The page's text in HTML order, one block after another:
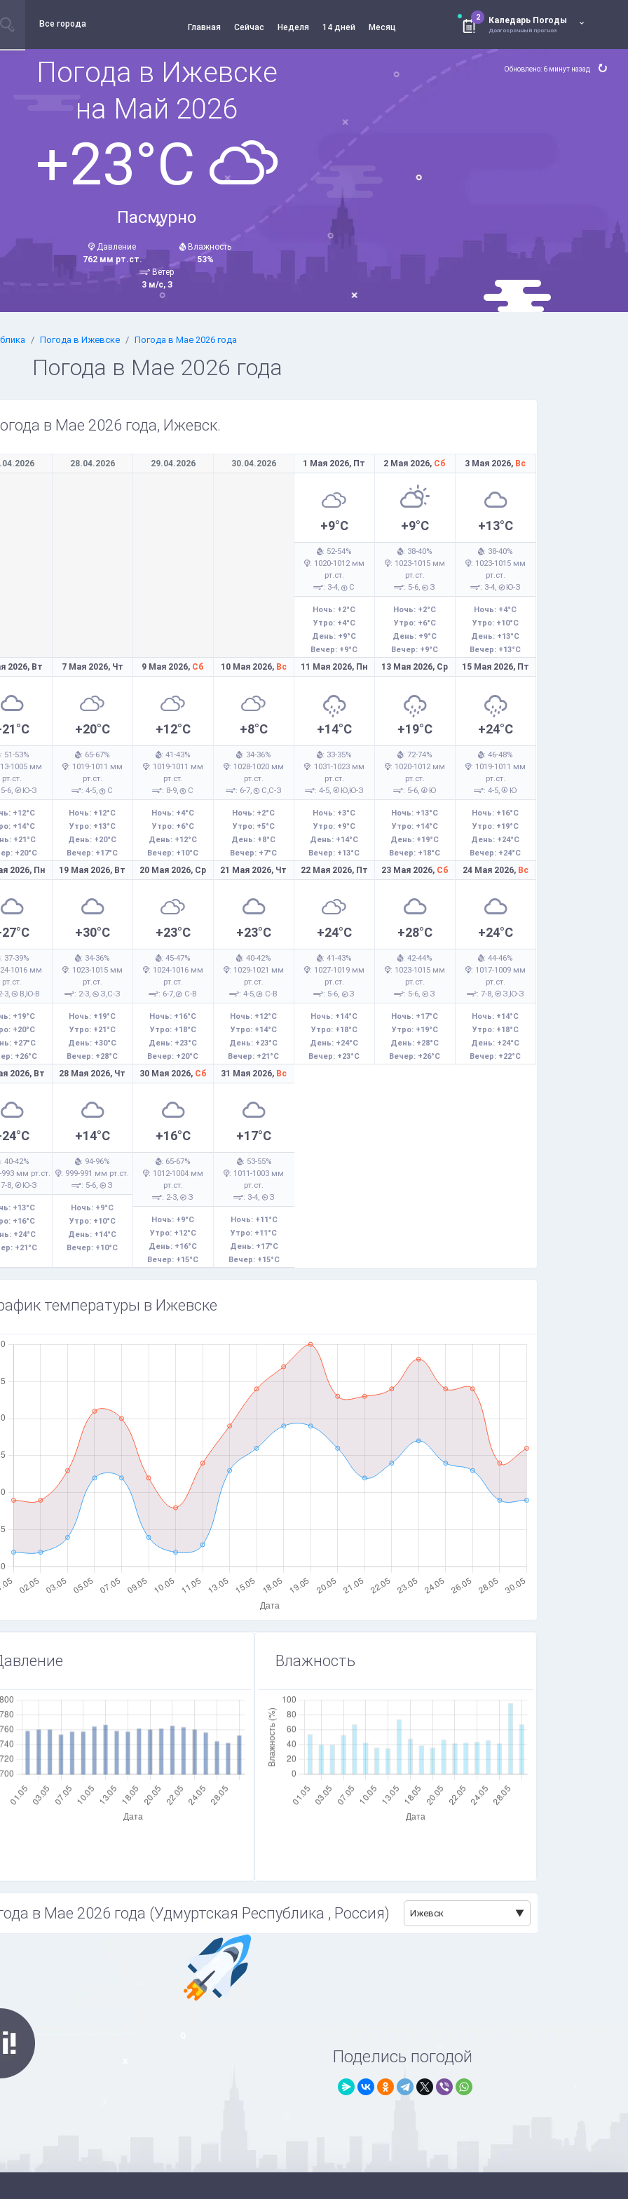
Все города Главная Сейчас Неделя 14 дней Месяц
2 Каледарь Погоды
Долгосрочный прогноз
Обновлено: 6 минут назад
Погода в Ижевске
на Май 2026
+23°C
Пасмурно
Давление
762 мм рт.ст.
Влажность
53%
Ветер
3 м/с, З
Погода в Ижевске Погода в Мае 2026 года
Погода в Мае 2026 года
в Мае 2026 года, Ижевск.
28.04.2026 29.04.2026 30.04.2026 1 Мая 2026, Пт
+9°C
: 52-54%
: 1020-1012 мм
рт.ст.
: 3-4, С
Ночь: +2°C
Утро: +4°C
День: +9°C
Вечер: +9°C
2 Мая 2026, Сб
+9°C
: 38-40%
: 1023-1015 мм
рт.ст.
: 5-6, З
Ночь: +2°C
Утро: +6°C
День: +9°C
Вечер: +9°C
3 Мая 2026, Вс
+13°C
: 38-40%
: 1023-1015 мм
рт.ст.
: 3-4,
Ю-З
Ночь: +4°C
Утро: +10°C
День: +13°C
Вечер: +13°C
2026, Вт
: 51-53%
1005 мм
рт.ст.
6,
Ю-З
+12°C
+14°C
+21°C
+20°C
7 Мая 2026, Чт
+20°C
: 65-67%
: 1019-1011 мм
рт.ст.
: 4-5, С
Ночь: +12°C
Утро: +13°C
День: +20°C
Вечер: +17°C
9 Мая 2026, Сб
+12°C
: 41-43%
: 1019-1011 мм
рт.ст.
: 8-9,
С
Ночь: +4°C
Утро: +6°C
День: +12°C
Вечер: +10°C
10 Мая 2026, Вс
+8°C
: 34-36%
: 1028-1020 мм
рт.ст.
: 6-7, С,С-З
Ночь: +2°C
Утро: +5°C
День: +8°C
Вечер: +7°C
11 Мая 2026, Пн
+14°C
: 33-35%
: 1031-1023 мм
рт.ст.
: 4-5,
Ю,Ю-З
Ночь: +3°C
Утро: +9°C
День: +14°C
Вечер: +13°C
13 Мая 2026, Ср
+19°C
: 72-74%
: 1020-1012 мм
рт.ст.
: 5-6, Ю
Ночь: +13°C
Утро: +14°C
День: +19°C
Вечер: +18°C
15 Мая 2026, Пт
+24°C
: 46-48%
: 1019-1011 мм
рт.ст.
: 4-5,
Ю
Ночь: +16°C
Утро: +19°C
День: +24°C
Вечер: +24°C
2026, Пн
: 37-39%
1016 мм
рт.ст.
3, В,Ю-В
+19°C
+20°C
+27°C
+26°C
19 Мая 2026, Вт
+30°C
: 34-36%
: 1023-1015 мм
рт.ст.
: 2-3,
З,С-З
Ночь: +19°C
Утро: +21°C
День: +30°C
Вечер: +28°C
20 Мая 2026, Ср
+23°C
: 45-47%
: 1024-1016 мм
рт.ст.
: 6-7,
С-В
Ночь: +16°C
Утро: +18°C
День: +23°C
Вечер: +20°C
21 Мая 2026, Чт
+23°C
: 40-42%
: 1029-1021 мм
рт.ст.
: 4-5,
С-В
Ночь: +12°C
Утро: +14°C
День: +23°C
Вечер: +21°C
22 Мая 2026, Пт
+24°C
: 41-43%
: 1027-1019 мм
рт.ст.
: 5-6,
З
Ночь: +14°C
Утро: +18°C
День: +24°C
Вечер: +23°C
23 Мая 2026, Сб
+28°C
: 42-44%
: 1023-1015 мм
рт.ст.
: 5-6, З
Ночь: +17°C
Утро: +19°C
День: +28°C
Вечер: +26°C
24 Мая 2026, Вс
+24°C
: 44-46%
: 1017-1009 мм
рт.ст.
: 7-8,
З,Ю-З
Ночь: +14°C
Утро: +18°C
День: +24°C
Вечер: +22°C
2026, Вт
: 40-42%
993 мм рт.ст.
8,
Ю-З
+13°C
+16°C
+24°C
+21°C
28 Мая 2026, Чт
+14°C
: 94-96%
: 999-991 мм рт.ст.
: 5-6, З
Ночь: +9°C
Утро: +10°C
День: +14°C
Вечер: +10°C
30 Мая 2026, Сб
+16°C
: 65-67%
: 1012-1004 мм
рт.ст.
: 2-3, З
Ночь: +9°C
Утро: +12°C
День: +16°C
Вечер: +15°C
31 Мая 2026, Вс
+17°C
: 53-55%
: 1011-1003 мм
рт.ст.
: 3-4,
З
Ночь: +11°C
Утро: +11°C
День: +17°C
Вечер: +15°C
температуры в Ижевске
Влажность
в Мае 2026 года (Удмуртская Республика , Россия) Ижевск
Поделись погодой